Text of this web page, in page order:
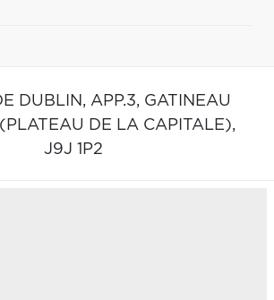
DUBLIN, APP.3, GATINEAU
DE LA CAPITALE),
J9J 1P2